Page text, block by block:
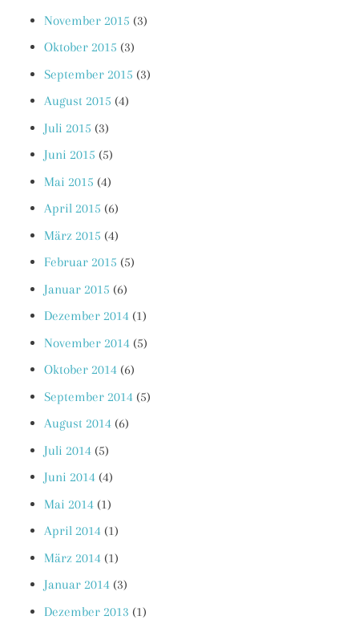
November 2015 (3)
Oktober 2015 (3)
September 2015 (3)
August 2015 (4)
Juli 2015 (3)
Juni 2015 (5)
Mai 2015 (4)
April 2015 (6)
März 2015 (4)
Februar 2015 (5)
Januar 2015 (6)
Dezember 2014 (1)
November 2014 (5)
Oktober 2014 (6)
September 2014 (5)
August 2014 (6)
Juli 2014 (5)
Juni 2014 (4)
Mai 2014 (1)
April 2014 (1)
März 2014 (1)
Januar 2014 (3)
Dezember 2013 (1)